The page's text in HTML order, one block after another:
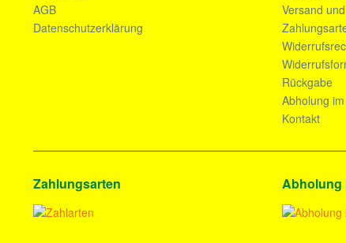
AGB
Datenschutzerklärung
Versand
Rückgabe
Abholung
Kontakt
Zahlungsarten Abholung